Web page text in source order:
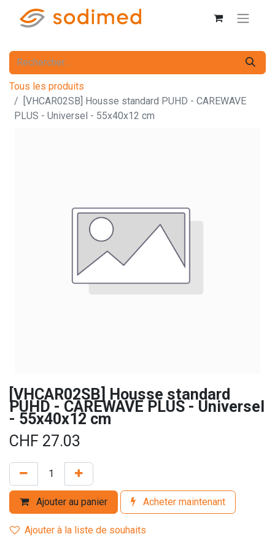
Tous les produits
[VHCAR02SB] Housse standard PUHD - CAREWAVE
PLUS - Universel - 55x40x12 cm
[VHCAR02SB] Housse standard
PUHD - CAREWAVE PLUS - Universel
- 55x40x12 cm
CHF 27.03
Ajouter au panier Acheter maintenant
Ajouter à la liste de souhaits